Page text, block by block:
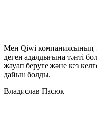
Мен Qiwi компаниясының
деген адалдығына тәнті
жауап беруге және кез
дайын болды.
Владислав Пасюк